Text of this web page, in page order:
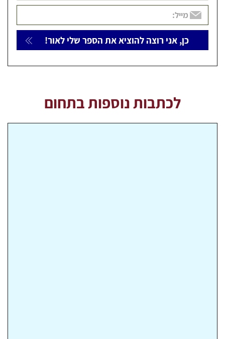
לכתבות נוספות בתחום